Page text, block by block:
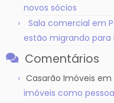
novos sócios
Sala comercial em
estão migrando para
Comentários
Casarão Imóveis em
imóveis como